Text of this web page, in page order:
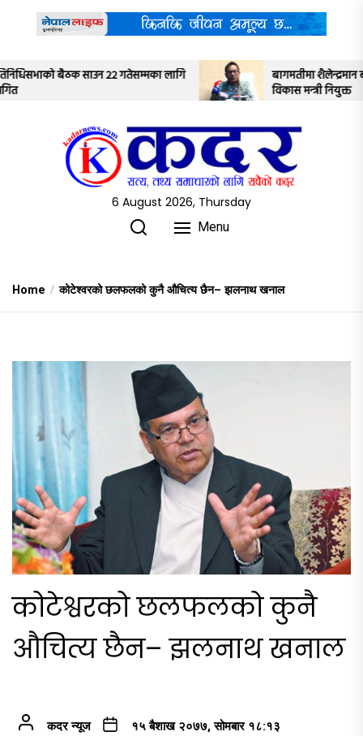
content
बागमतीमा शैलेन्द्रमान बज्रचार्य भौतिक पूर्वाधार
6 August 2026, Thursday
Menu
Home कोटेश्वरको छलफलको कुनै औचित्य छैन– झलनाथ खनाल
कोटेश्वरको छलफलको कुनै
औचित्य छैन– झलनाथ खनाल
कदर न्यूज १५ बैशाख २०७७, सोमबार १८:१३